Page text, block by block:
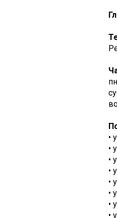
•
•
•
•
•
•
•
•